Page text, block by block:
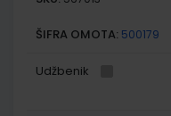
ŠIFRA OMOTA: 500179
Udžbenik